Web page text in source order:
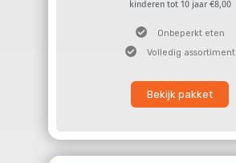
kinderen tot 10 jaar €8,00
Onbeperkt eten
Volledig assortiment
Bekijk pakket